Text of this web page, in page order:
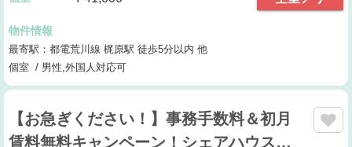
物件情報
最寄駅：都電荒川線 梶原駅 徒歩5分以内 他
個室 / 男性,外国人対応可
【お急ぎください！】事務手数料＆初月
賃料無料キャンペーン！シェアハウス…